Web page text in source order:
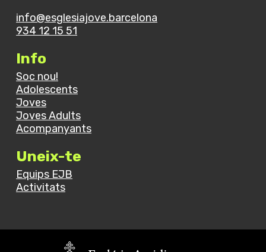
info@esglesiajove.barcelona
934 12 15 51
Info
Soc nou!
Adolescents
Joves
Joves Adults
Acompanyants
Uneix-te
Equips EJB
Activitats